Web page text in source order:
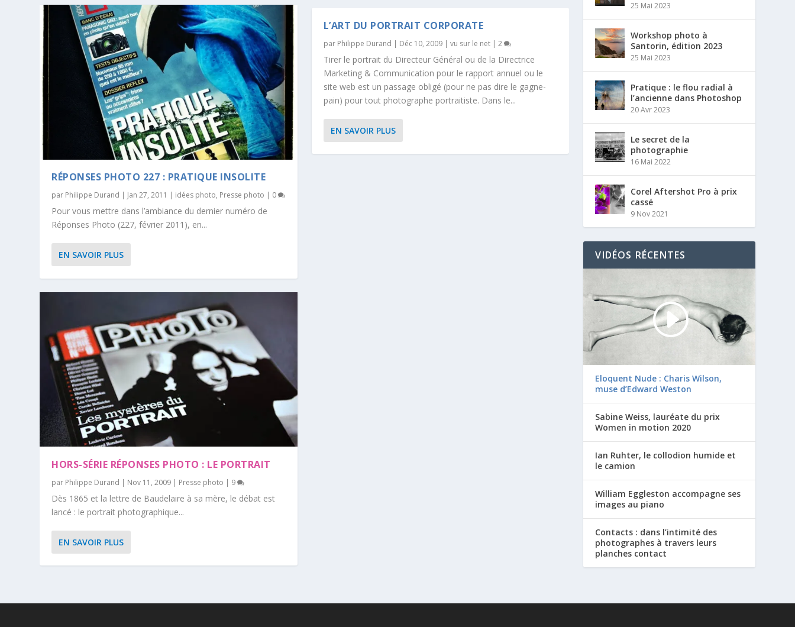
RÉPONSES PHOTO 227 : PRATIQUE INSOLITE
par Philippe Durand | Jan 27, 2011 | idées photo, Presse photo | 0
Pour vous mettre dans l’ambiance du dernier numéro de
Réponses Photo (227, février 2011), en...
EN SAVOIR PLUS
HORS-SÉRIE RÉPONSES PHOTO : LE PORTRAIT
par Philippe Durand | Nov 11, 2009 | Presse photo | 9
Dès 1865 et la lettre de Baudelaire à sa mère, le débat est
lancé : le portrait photographique...
EN SAVOIR PLUS
L’ART DU PORTRAIT CORPORATE
par Philippe Durand | Déc 10, 2009| vu sur le net| 2
Tirer le portrait du Directeur Général ou de la Directrice
Marketing & Communication pour le rapport annuel ou le
site web est un passage obligé (pour ne pas dire le gagne-
pain) pour tout photographe portraitiste. Dans le...
EN SAVOIR PLUS
25 Mai 2023
Workshop photo à
Santorin, édition 2023
25 Mai 2023
Pratique : le flou radial à
l’ancienne dans Photoshop
20 Avr 2023
Le secret de la
photographie
16 Mai 2022
Corel Aftershot Pro à prix
cassé
9 Nov 2021
VIDÉOS RÉCENTES
Eloquent Nude : Charis Wilson,
muse d’Edward Weston
Sabine Weiss, lauréate du prix
Women in motion 2020
Ian Ruhter, le collodion humide et
le camion
William Eggleston accompagne ses
images au piano
Contacts : dans l’intimité des
photographes à travers leurs
planches contact